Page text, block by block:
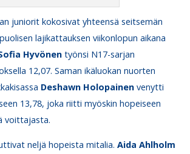
juniorit kokosivat yhteensä seitsemän
lajikattauksen viikonlopun aikana
Hyvönentyönsi N17-sarjan
12,07. Saman ikäluokan nuorten
Deshawn Holopainenvenytti
13,78, joka riitti myöskin hopeiseen
voittajasta.
neljä hopeista mitalia.Aida Ahlholm